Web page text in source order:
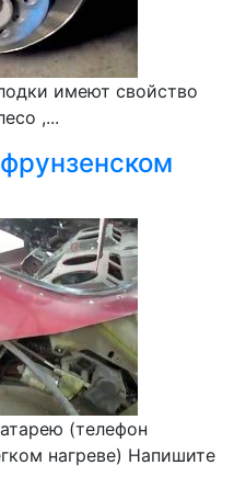
имеют свойство
,...
(телефон
нагреве) Напишите